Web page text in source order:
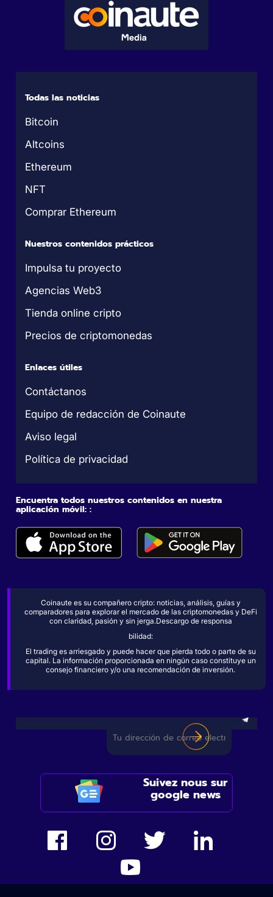
Todas las noticias
Bitcoin
Altcoins
Ethereum
NFT
Comprar Ethereum
Nuestros contenidos prácticos
Impulsa tu proyecto
Agencias Web3
Tienda online cripto
Precios de criptomonedas
Enlaces útiles
Contáctanos
Equipo de redacción de Coinaute
Aviso legal
Política de privacidad
Encuentra todos nuestros contenidos en nuestra
aplicación móvil: :
Coinaute es su compañero cripto: noticias, análisis, guías y
comparadores para explorar el mercado de las criptomonedas y DeFi
con claridad, pasión y sin jerga.Descargo de responsa
bilidad:
El trading es arriesgado y puede hacer que pierda todo o parte de su
capital. La información proporcionada en ningún caso constituye un
consejo financiero y/o una recomendación de inversión.
Suivez nous sur
google news